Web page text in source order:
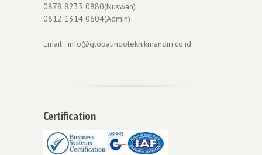
0878 8233 0880(Nuswan)
0812 1314 0604(Admin)
Email : info@globalindoteknikmandiri.co.id
Certification